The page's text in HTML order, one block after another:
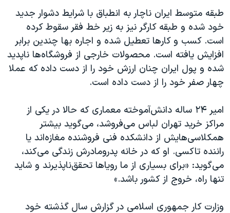
طبقه متوسط ایران ناچار به انطباق با شرایط دشوار جدید
خود شده و طبقه کارگر نیز به زیر خط فقر سقوط کرده
است. کسب و کارها تعطیل شده و اجاره بها چندین برابر
افزایش یافته است. محصولات خارجی از فروشگاه‌ها ناپدید
شده و پول ایران چنان ارزش خود را از دست داده که عملا
چهار صفر خود را از دست داده است.
امیر ۲۴ ساله دانش‌آموخته معماری که حالا در یکی از
مراکز خرید تهران لباس می‌فروشد، می‌گوید بیشتر
همکلاسی‌هایش از دانشکده فنی فروشنده مغازه‌اند یا
راننده تاکسی. او که در خانه پدرومادرش زندگی می‌کند،
می‌گوید: «برای بسیاری از ما رویاها تحقق‌ناپذیرند و شاید
تنها راه، خروج از کشور باشد.»
وزارت کار جمهوری اسلامی در گزارش سال گذشته خود